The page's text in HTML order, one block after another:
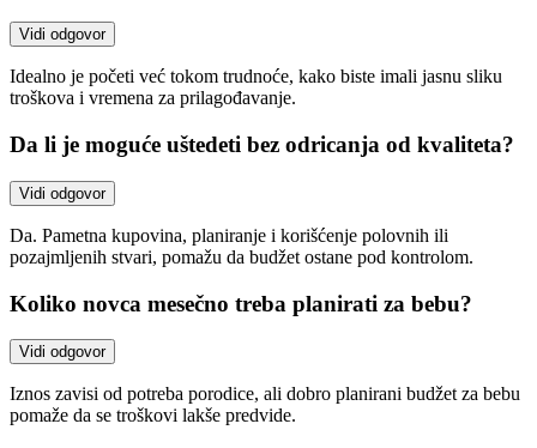
Vidi odgovor
Idealno je početi već tokom trudnoće, kako biste imali jasnu sliku
troškova i vremena za prilagođavanje.
Da li je moguće uštedeti bez odricanja od kvaliteta?
Vidi odgovor
Da. Pametna kupovina, planiranje i korišćenje polovnih ili
pozajmljenih stvari, pomažu da budžet ostane pod kontrolom.
Koliko novca mesečno treba planirati za bebu?
Vidi odgovor
Iznos zavisi od potreba porodice, ali dobro planirani budžet za bebu
pomaže da se troškovi lakše predvide.